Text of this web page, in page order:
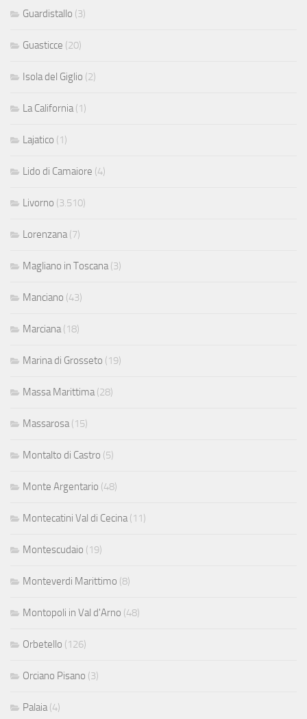
Guardistallo (3)
Guasticce (20)
Isola del Giglio (2)
La California (1)
Lajatico (1)
Lido di Camaiore (4)
Livorno (3.510)
Lorenzana (7)
Magliano in Toscana (3)
Manciano (43)
Marciana (18)
Marina di Grosseto (19)
Massa Marittima (28)
Massarosa (15)
Montalto di Castro (5)
Monte Argentario (48)
Montecatini Val di Cecina (11)
Montescudaio (19)
Monteverdi Marittimo (8)
Montopoli in Val d'Arno (48)
Orbetello (126)
Orciano Pisano (3)
Palaia (4)